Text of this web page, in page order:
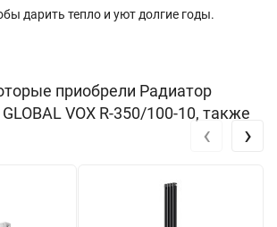
дарить тепло и уют долгие годы.
приобрели Радиатор
VOX R-350/100-10, также
‹ ›